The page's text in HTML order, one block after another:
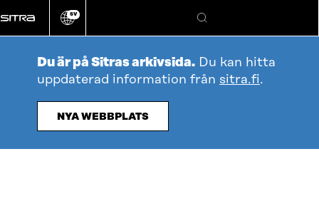
direkt
till
Ändra
språk
SV
Sök
Du är på Sitras arkivsida. Du kan hitta
uppdaterad information från sitra.fi.
NYA WEBBPLATS